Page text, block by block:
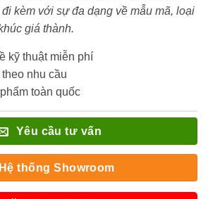
đi kèm với sự đa dạng về mẫu mã, loại
giá thành.
kỹ thuật miễn phí
nhu cầu
toàn quốc
Yêu cầu tư vấn
Hệ thống Showroom